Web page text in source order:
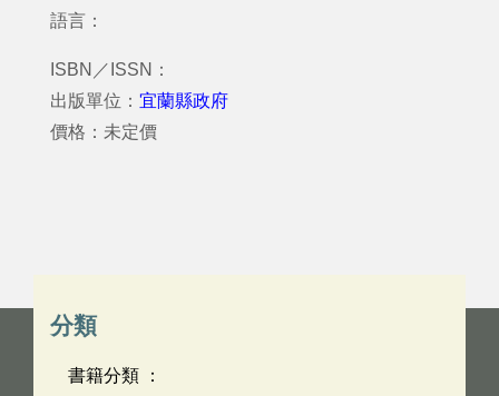
語言：
ISBN／ISSN：
出版單位： 宜蘭縣政府
價格：未定價
分類
書籍分類 ：